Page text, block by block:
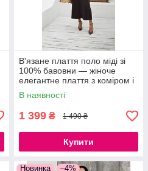
В'язане плаття поло міді зі
100% бавовни — жіноче
елегантне плаття з коміром і
коротким рукавом
В наявності
1 399 ₴ 1 490 ₴
Купити
Новинка –4%